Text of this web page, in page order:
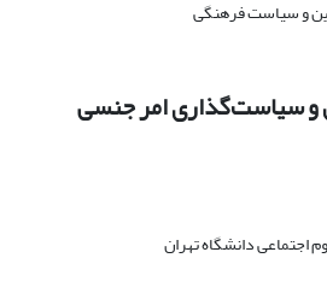
و سیاست‌گذاری امر جنسی
دانشگاه تهران